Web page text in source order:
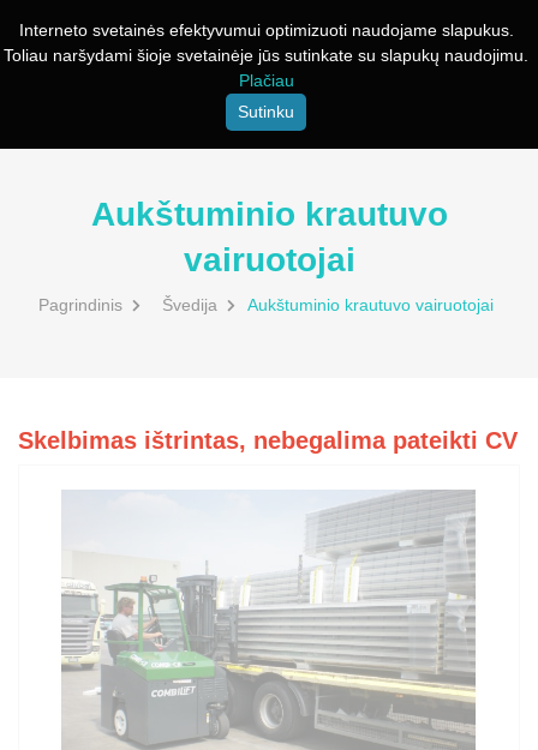
Interneto svetainės efektyvumui optimizuoti naudojame slapukus.
Toliau naršydami šioje svetainėje jūs sutinkate su slapukų naudojimu.
Plačiau
Sutinku
Aukštuminio krautuvo
vairuotojai
Pagrindinis Švedija Aukštuminio krautuvo vairuotojai
Skelbimas ištrintas, nebegalima pateikti CV